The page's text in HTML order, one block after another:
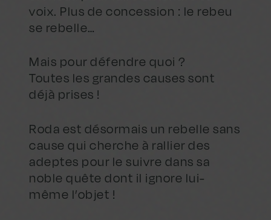
voix. Plus de concession : le rebeu
se rebelle…
Mais pour défendre quoi ?
Toutes les grandes causes sont
déjà prises !
Roda est désormais un rebelle sans
cause qui cherche à rallier des
adeptes pour le suivre dans sa
noble quête dont il ignore lui-
même l’objet !